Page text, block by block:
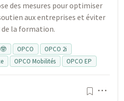
des mesures pour optimiser
aux entreprises et éviter
de la formation.
OPCO
OPCO 2i
OPCO Mobilités OPCO EP